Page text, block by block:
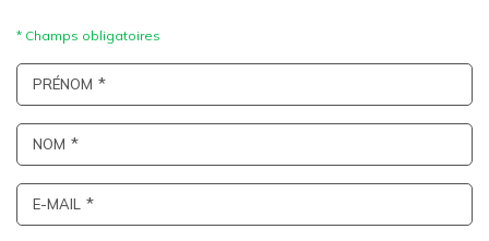
PRÉNOM
NOM
E-MAIL